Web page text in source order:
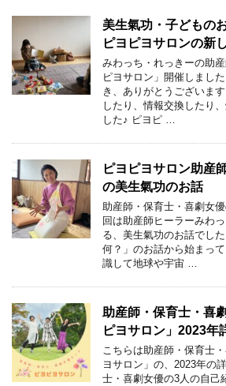
美生氣功・子どもの
ピヨピヨサロンの新
みわっち・れっきーの助
ピヨサロン」開催しまし
き、ありがとうございま
したり、情報交換したり
した♪ ピヨピ …
ピヨピヨサロン助産
の美生氣功のお話
助産師・保育士・喜劇女
回は助産師ヒーラーみわ
る、美生氣功のお話でし
何？」のお話から始まっ
識して地球や宇宙 …
助産師・保育士・喜
ピヨサロン」2023年
こちらは助産師・保育士
ヨサロン」の、2023年の
士・喜劇女優の3人の自己